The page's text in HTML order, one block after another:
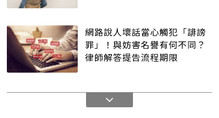
網路說人壞話當心觸犯「誹謗
罪」！與妨害名譽有何不同？
律師解答提告流程期限